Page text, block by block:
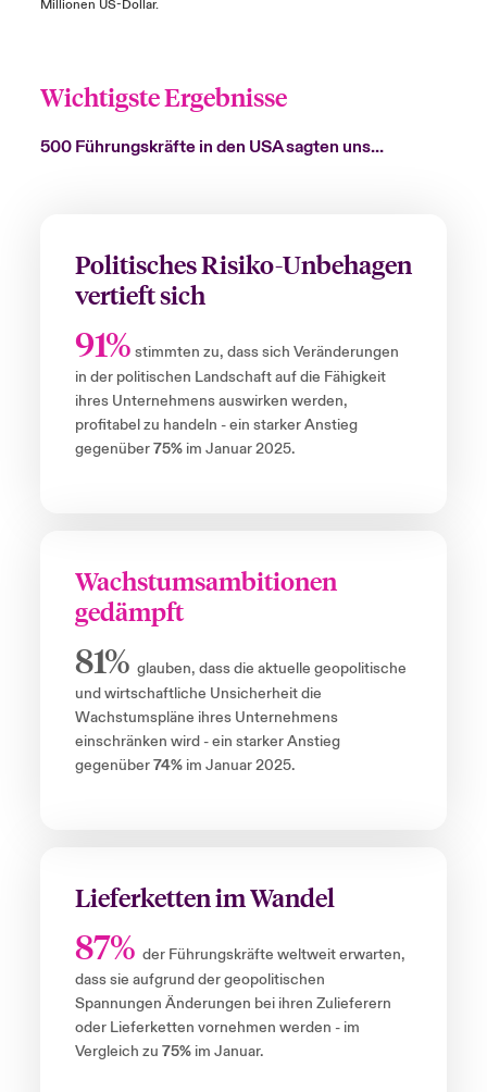
Millionen US-Dollar.
Wichtigste Ergebnisse
500 Führungskräfte in den USA sagten uns...
Politisches Risiko-Unbehagen
vertieft sich
91% stimmten zu, dass sich Veränderungen
in der politischen Landschaft auf die Fähigkeit
ihres Unternehmens auswirken werden,
profitabel zu handeln - ein starker Anstieg
gegenüber75%im Januar 2025.
Wachstumsambitionen
gedämpft
81% glauben, dass die aktuelle geopolitische
und wirtschaftliche Unsicherheit die
Wachstumspläne ihres Unternehmens
einschränken wird - ein starker Anstieg
gegenüber74%im Januar 2025.
Lieferketten im Wandel
87% der Führungskräfte weltweit erwarten,
dass sie aufgrund der geopolitischen
Spannungen Änderungen bei ihren Zulieferern
oder Lieferketten vornehmen werden - im
Vergleich zu 75%im Januar.